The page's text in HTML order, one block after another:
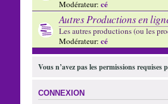
Modérateur: cé
Autres Productions en
Les autres productions (ou les
Modérateur: cé
Vous n’avez pas les permissions requises
CONNEXION